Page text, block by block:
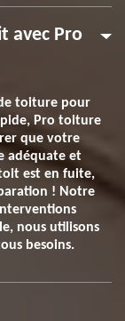
avec Pro
toiture pour
Pro toiture
que votre
adéquate et
est en fuite,
! Notre
nous utilisons
besoins.